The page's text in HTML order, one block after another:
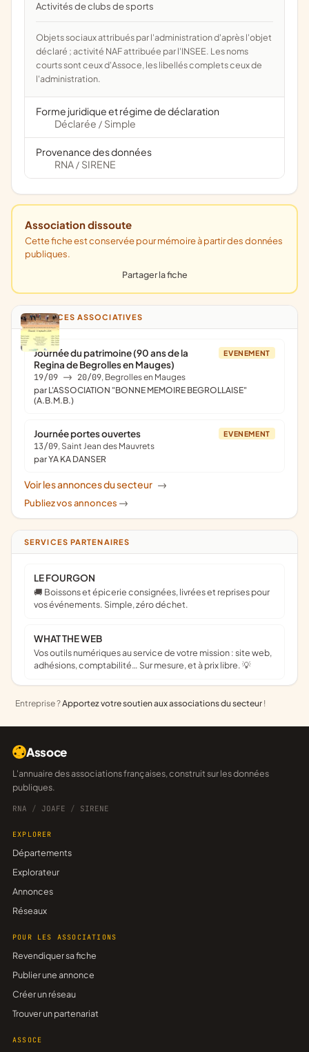
Activités de clubs de sports
Objets sociaux attribués par l'administration d'après l'objet
déclaré ; activité NAF attribuée par l'INSEE. Les noms
courts sont ceux d'Assoce, les libellés complets ceux de
l'administration.
Forme juridique et régime de déclaration
Déclarée / Simple
Provenance des données
RNA / SIRENE
Association dissoute
Cette fiche est conservée pour mémoire à partir des données
publiques.
Partager la fiche
ANNONCES ASSOCIATIVES
EVENEMENT
Journée du patrimoine (90 ans de la
Regina de Begrolles en Mauges)
19/09 -> 20/09, Begrolles en Mauges
par L'ASSOCIATION "BONNE MEMOIRE BEGROLLAISE"
(A.B.M.B.)
EVENEMENT
Journée portes ouvertes
13/09, Saint Jean des Mauvrets
par YA KA DANSER
Voir les annonces du secteur ->
Publiez vos annonces ->
SERVICES PARTENAIRES
LE FOURGON
🚚 Boissons et épicerie consignées, livrées et reprises pour
vos événements. Simple, zéro déchet.
WHAT THE WEB
Vos outils numériques au service de votre mission : site web,
adhésions, comptabilité… Sur mesure, et à prix libre. 💡
Entreprise ?Apportez votre soutien aux associations du secteur !
Assoce
L'annuaire des associations françaises, construit sur les données
publiques.
RNA / JOAFE / SIRENE
EXPLORER
Départements
Explorateur
Annonces
Réseaux
POUR LES ASSOCIATIONS
Revendiquer sa fiche
Publier une annonce
Créer un réseau
Trouver un partenariat
ASSOCE